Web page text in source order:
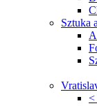
Sztuka
<